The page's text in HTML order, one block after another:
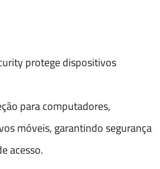
protege dispositivos
para computadores,
móveis, garantindo segurança
acesso.